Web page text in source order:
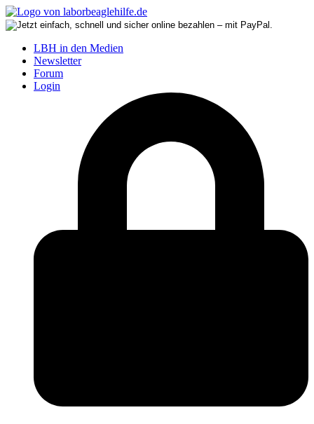
LBH in den Medien
Newsletter
Forum
Login